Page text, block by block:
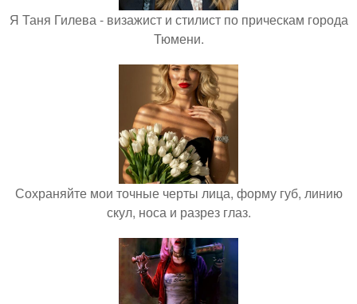
Я Таня Гилева - визажист и стилист по прическам города
Тюмени.
Сохраняйте мои точные черты лица, форму губ, линию
скул, носа и разрез глаз.